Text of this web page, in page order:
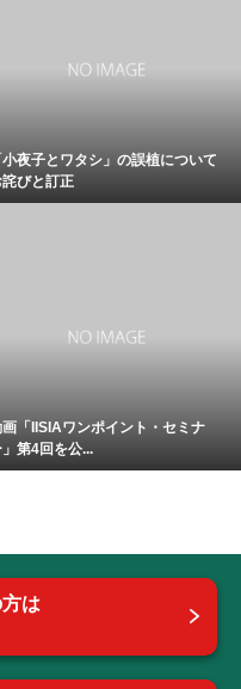
小夜子とワタシ」の誤植について
詫びと訂正
「IISIAワンポイント・セミナ
」第4回を公...
は